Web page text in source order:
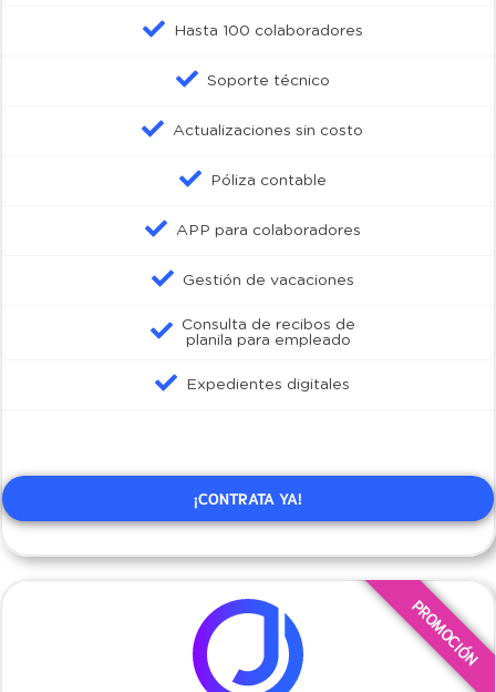
Hasta 100 colaboradores
Soporte técnico
Actualizaciones sin costo
Póliza contable
APP para colaboradores
Gestión de vacaciones
Consulta de recibos de
planila para empleado
Expedientes digitales
¡CONTRATA YA!